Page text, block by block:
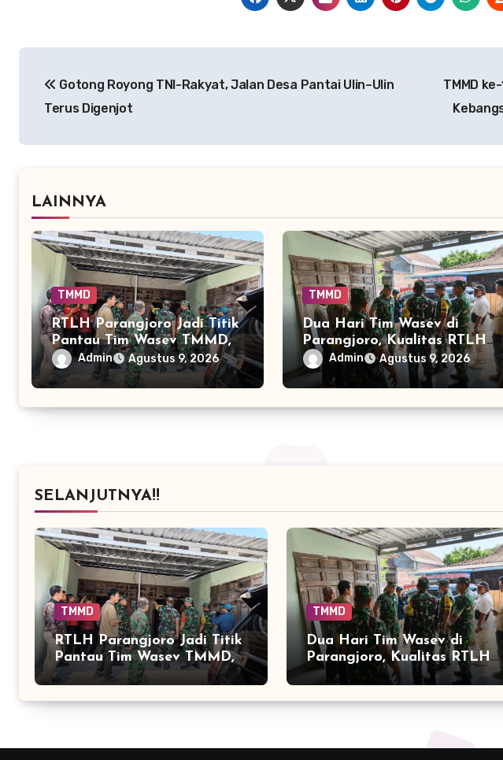
pos Gotong Royong TNI-Rakyat, Jalan Desa Pantai Ulin–Ulin
Terus Digenjot
TMMD
LAINNYA
TMMD
RTLH Parangjoro Jadi Titik
Pantau Tim Wasev TMMD,
Progres Pembangunan
Dicek Langsung
Admin Agustus 9, 2026
TMMD
Dua Hari Tim Wasev di
Parangjoro, Kualitas RTLH
Menjadi Perhatian
Admin Agustus 9, 2026
SELANJUTNYA!!
TMMD
RTLH Parangjoro Jadi Titik
Pantau Tim Wasev TMMD,
Progres Pembangunan
Dicek Langsung
TMMD
Dua Hari Tim Wasev di
Parangjoro, Kualitas RTLH
Menjadi Perhatian